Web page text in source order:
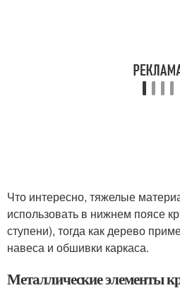
Что интересно, тяжелые
использовать в нижнем поясе
ступени), тогда как дерево
навеса и обшивки каркаса.
Металлические элементы